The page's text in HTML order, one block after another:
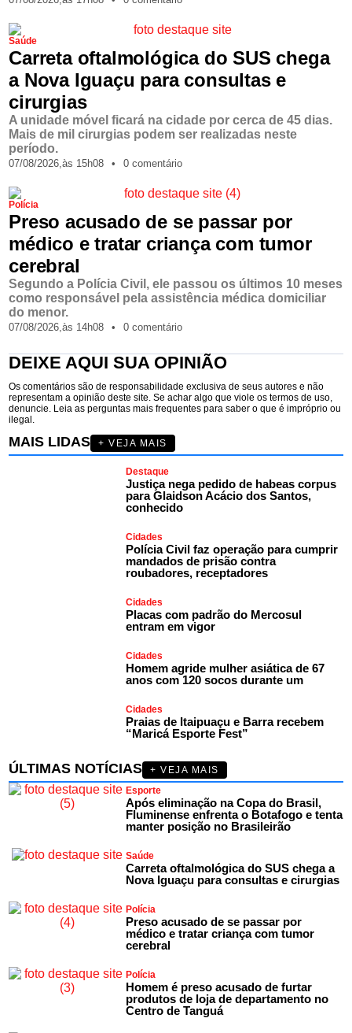
Saúde
Carreta oftalmológica do SUS chega
a Nova Iguaçu para consultas e
cirurgias
A unidade móvel ficará na cidade por cerca de 45 dias.
Mais de mil cirurgias podem ser realizadas neste
período.
07/08/2026,às 15h08 • 0 comentário
Polícia
Preso acusado de se passar por
médico e tratar criança com tumor
cerebral
Segundo a Polícia Civil, ele passou os últimos 10 meses
como responsável pela assistência médica domiciliar
do menor.
07/08/2026,às 14h08 • 0 comentário
DEIXE AQUI SUA OPINIÃO
Os comentários são de responsabilidade exclusiva de seus autores e não
representam a opinião deste site. Se achar algo que viole os termos de uso,
denuncie. Leia as perguntas mais frequentes para saber o que é impróprio ou
ilegal.
MAIS LIDAS + VEJA MAIS
Destaque
Justiça nega pedido de habeas corpus
para Glaidson Acácio dos Santos,
conhecido
Cidades
Polícia Civil faz operação para cumprir
mandados de prisão contra
roubadores, receptadores
Cidades
Placas com padrão do Mercosul
entram em vigor
Cidades
Homem agride mulher asiática de 67
anos com 120 socos durante um
Cidades
Praias de Itaipuaçu e Barra recebem
“Maricá Esporte Fest”
ÚLTIMAS NOTÍCIAS
+ VEJA MAIS
Esporte
Após eliminação na Copa do Brasil,
Fluminense enfrenta o Botafogo e tenta
manter posição no Brasileirão
Saúde
Carreta oftalmológica do SUS chega a
Nova Iguaçu para consultas e cirurgias
Polícia
Preso acusado de se passar por
médico e tratar criança com tumor
cerebral
Polícia
Homem é preso acusado de furtar
produtos de loja de departamento no
Centro de Tanguá